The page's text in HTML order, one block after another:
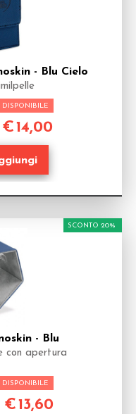
- Blu Cielo
DISPONIBILE
€14,00
- Blu
con apertura
DISPONIBILE
SCONTO 20%
€13,60